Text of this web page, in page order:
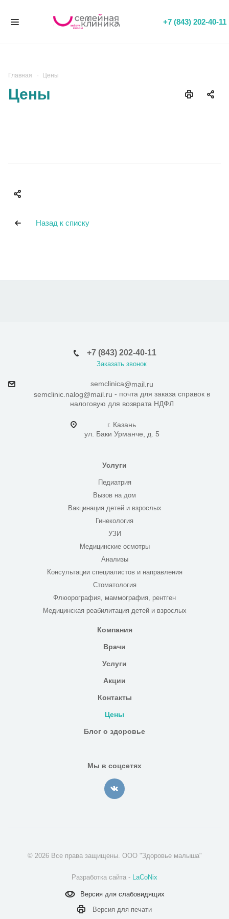
+7 (843) 202-40-11
Главная Цены
Цены
Назад к списку
+7 (843) 202-40-11
Заказать звонок
semclinica@mail.ru
semclinic.nalog@mail.ru - почта для заказа справок в
налоговую для возврата НДФЛ
г. Казань
ул. Баки Урманче, д. 5
Услуги
Педиатрия
Вызов на дом
Вакцинация детей и взрослых
Гинекология
УЗИ
Медицинские осмотры
Анализы
Консультации специалистов и направления
Стоматология
Флюорография, маммография, рентген
Медицинская реабилитация детей и взрослых
Компания
Врачи
Услуги
Акции
Контакты
Цены
Блог о здоровье
Мы в соцсетях
© 2026 Все права защищены. ООО "Здоровье малыша"
Разработка сайта - LaCoNix
Версия дляслабовидящих
Версия для печати